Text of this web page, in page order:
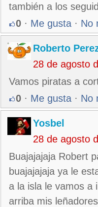
también a los
0 · Me gusta · No
Roberto
28 de agosto
Vamos piratas a
0 · Me gusta · No
Yosbel
28 de agosto
Buajajajaja Robert
buajajajaja ya le
a la isla le vamos a
arriba mis